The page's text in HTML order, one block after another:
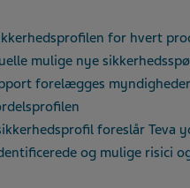
for hvert
mulige nye
forelægges
foreslår Teva
og mulige risici